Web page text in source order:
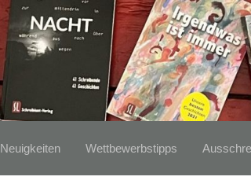
Neuigkeiten Wettbewerbstipps